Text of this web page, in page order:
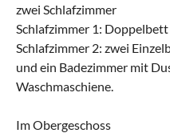
zwei Schlafzimmer
Schlafzimmer 1: Doppelbett
Schlafzimmer 2: zwei
und ein Badezimmer mit
Waschmaschiene.
Im Obergeschoss